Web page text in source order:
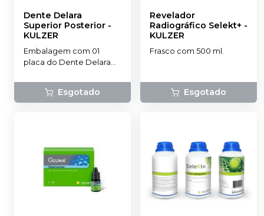
Dente Delara
Superior Posterior -
KULZER
Embalagem com 01
placa do Dente Delara
Esgotado
Revelador
Radiográfico Selekt+ -
KULZER
Frasco com 500 ml.
Esgotado